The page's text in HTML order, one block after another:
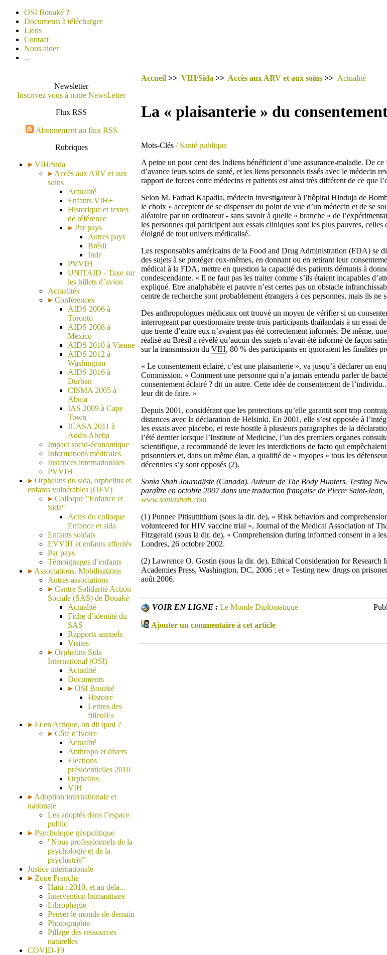
OSI Bouaké ?
Documents à télécharger
Liens
Contact
Nous aider
...
Newsletter
Inscrivez vous à notre NewsLetter
Flux RSS
Abonnement au flux RSS
Rubriques
VIH/Sida
Accès aux ARV et aux
soins
Actualité
Enfants VIH+
Historique et textes
de référence
Par pays
Autres pays
Brésil
Inde
PVVIH
UNITAID - Taxe sur
les billets d’avion
Actualités
Conférences
AIDS 2006 à
Toronto
AIDS 2008 à
Mexico
AIDS 2010 à Vienne
AIDS 2012 à
Washington
AIDS 2016 à
Durban
CISMA 2005 à
Abuja
IAS 2009 à Cape
Town
ICASA 2011 à
Addis Abeba
Impact socio-économique
Informations médicales
Instances internationales
PVVIH
Orphelins du sida, orphelins et
enfants vulnérables (OEV)
Colloque "Enfance et
Sida"
Actes du colloque
Enfance et sida
Enfants soldats
EVVIH et enfants affectés
Par pays
Témoignages d’enfants
Associations, Mobilisations
Autres associations
Centre Solidarité Action
Sociale (SAS) de Bouaké
Actualité
Fiche d’identité du
SAS
Rapports annuels
Visites
Orphelins Sida
International (OSI)
Actualité
Documents
OSI Bouaké
Histoire
Lettres des
filleulEs
Et en Afrique, on dit quoi ?
Côte d’Ivoire
Actualité
Anthropo et divers
Elections
présidentielles 2010
Orphelins
VIH
Adoption internationale et
nationale
Les adoptés dans l’espace
public
Psychologie géopolitique
"Nous professionnels de la
psychologie et de la
psychiatrie"
Justice internationale
Zone Franche
Haïti : 2010, et au dela...
Intervention humanitaire
Librophagie
Penser le monde de demain
Photographie
Pillage des ressources
naturelles
COVID-19
Accueil >> VIH/Sida >> Accès aux ARV et aux soins >> Actualité
La « plaisanterie » du
Mots-Clés / Santé publique
A peine un pour cent des Indiens bénéficient d’une assurance-maladie. De
d’avance leurs soins de santé, et les liens personnels tissés avec le médecin
rapport de forces entre médecins et patients est ainsi très différent de ce que
Selon M. Farhad Kapadia, médecin investigateur à l’hôpital Hinduja de
le choix » acceptent de se dispenser du point de vue d’un médecin et de se
aléatoire par un ordinateur - sans savoir à quelle « branche » de
les personnes qui participent aux essais cliniques sont les plus pauvres,
éloigné de tout univers médicalisé.
Les responsables américains de la Food and Drug Administration (FDA) se
des sujets à se protéger eux-mêmes, en donnant ou en retirant leur
médical à la FDA, mettre en question la capacité des patients démunis à
condescendante. « Il ne faut pas les traiter comme s’ils étaient incapables
expliqué. Etre analphabète et pauvre n’est certes pas un obstacle
centre de recherche sont probablement étrangers à ces personnes, mais ils ne
Des anthropologues médicaux ont trouvé un moyen de vérifier si un
interrogeant par questionnaire trente-trois participants thaïlandais à un essai
que trente d’entre eux n’avaient pas été correctement informés. De même,
réalisé au Brésil a révélé qu’aucun des sujets n’avait été informé de façon
sur la transmission du VIH, 80 % des participants en ignoraient les finalités
« Le consentement éclairé, c’est une plaisanterie », va jusqu’à déclarer un
Commission. « Comment une personne qui n’a jamais entendu parler de
consentement éclairé ? dit un autre. Cette idée de consentement de
leur dit de faire. »
Depuis 2001, considérant que les protections qu’elle garantit sont trop
distances avec la déclaration de Helsinki. En 2001, elle s’est opposée à
les essais avec placebo, et reste hostile à plusieurs paragraphes de la
l’été dernier lorsque l’Institute of Medicine, l’un des premiers organes
scientifique, a recommandé de lever les interdictions de facto qui
prisonniers et, dans un même élan, a qualifié de « myopes » tous les
décennies s’y sont opposés (2).
Sonia Shah Journaliste (Canada). Auteure de The Body Hunters. Testing
paraître en octobre 2007 dans une traduction française de Pierre Saint-
www.soniashah.com
(1) Punnee Pitisuttithum (sous la dir. de), « Risk behaviors and
volunteered for HIV vaccine trial », Journal of the Medical Association of
Fitzgerald (sous la dir. de), « Comprehension during informed consent in a
Londres, 26 octobre 2002.
(2) Lawrence O. Gostin (sous la dir. de), Ethical Consideration for Research
Academies Press, Washington, DC, 2006 ; et « Testing new drugs on
août 2006.
VOIR EN LIGNE : Le Monde Diplomatique
Ajouter un commentaire à cet article